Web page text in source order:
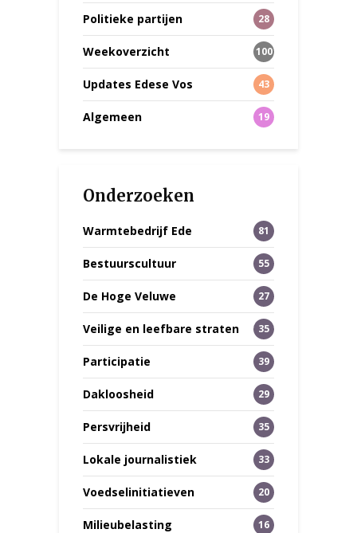
Politieke partijen 28
Weekoverzicht 100
Updates Edese Vos 43
Algemeen 19
Onderzoeken
Warmtebedrijf Ede 81
Bestuurscultuur 55
De Hoge Veluwe 27
Veilige en leefbare straten 35
Participatie 39
Dakloosheid 29
Persvrijheid 35
Lokale journalistiek 33
Voedselinitiatieven 20
Milieubelasting 16